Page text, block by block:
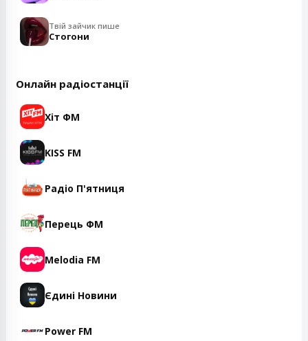
Твій зайчик пише
Стогони
Онлайн радіостанції
Хіт ФМ
KISS FM
Радіо П'ятниця
Перець ФМ
Melodia FM
Єдині Новини
Power FM